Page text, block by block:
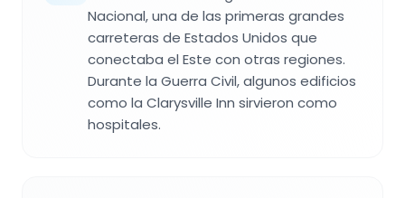
Nacional, una de las primeras grandes
carreteras de Estados Unidos que
conectaba el Este con otras regiones.
Durante la Guerra Civil, algunos edificios
como la Clarysville Inn sirvieron como
hospitales.